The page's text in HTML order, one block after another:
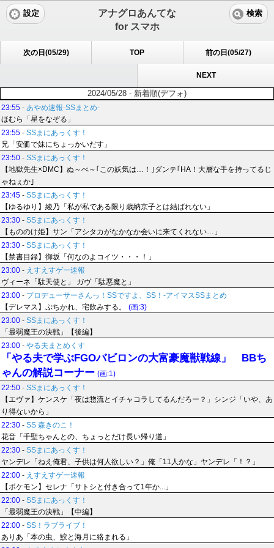
アナグロあんてな
for スマホ
設定 検索
次の日(05/29) TOP 前の日(05/27)
NEXT
2024/05/28 - 新着順(デフォ)
23:55 - あやめ速報-SSまとめ-
ほむら「星をなぞる」
23:55 - SSまにあっくす！
兄「安価で妹にちょっかいだす」
23:50 - SSまにあっくす！
【地獄先生×DMC】ぬ～べ～｢この妖気は…！｣ダンテ｢HA！大層な手を持ってるじ
ゃねぇか｣
23:45 - SSまにあっくす！
【ゆるゆり】綾乃「私が私である限り歳納京子とは結ばれない」
23:30 - SSまにあっくす！
【もののけ姫】サン「アシタカがなかなか会いに来てくれない…」
23:30 - SSまにあっくす！
【禁書目録】御坂「何なのよコイツ・・・！」
23:00 - えすえすゲー速報
ヴィーネ「駄天使と」 ガヴ「駄悪魔と」
23:00 - プロデューサーさんっ！SSですよ、SS！-アイマスSSまとめ
【デレマス】ぷちかれ、宅飲みする。
(画:3)
23:00 - SSまにあっくす！
「最弱魔王の決戦」【後編】
23:00 - やる夫まとめくす
「やる夫で学ぶFGOバビロンの大富豪魔獣戦線」 BBち
ゃんの解説コーナー (画:1)
22:50 - SSまにあっくす！
【エヴァ】ケンスケ「夜は惣流とイチャコラしてるんだろー？」シンジ「いや、あ
り得ないから」
22:30 - SS 森きのこ！
花音「千聖ちゃんとの、ちょっとだけ長い帰り道」
22:30 - SSまにあっくす！
ヤンデレ「ねえ俺君、子供は何人欲しい？」俺「11人かな」ヤンデレ「！？」
22:00 - えすえすゲー速報
【ポケモン】セレナ「サトシと付き合って1年か...」
22:00 - SSまにあっくす！
「最弱魔王の決戦」【中編】
22:00 - SS！ラブライブ！
ありあ「本の虫、鮫と海月に絡まれる」